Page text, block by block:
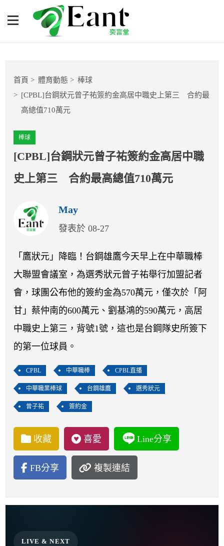
[CPBL]台鋼狀元曾子祐簽約
金高居中職史上第三 合約
籃球
棒球
球隊數據
開賽列表
運彩教學專區
首頁 體育動態
棒球
[CPBL]台鋼狀元曾子祐簽約金高居中職史上第三 合約最
高總值710萬元
棒球
[CPBL]台鋼狀元曾子祐簽約金高居中職
史上第三 合約最高總值710萬元
May
發表於 08-27
「鷹狀元」降臨！台鋼雄鷹今天早上在中華職棒
大聯盟會議室，為選秀狀元曾子祐舉行加盟記者
會，球團公布他的簽約金為570萬元，僅次於「阿
甘」蔡仲南的600萬元、劉基鴻的590萬元，高居
中職史上第三，背號1號，這也是台鋼隊史所簽下
的第一位球員。
CPBL 中華職棒 CPBL直播
中華職業棒球 台鋼雄鷹 選秀狀元
曾子祐 簽約金
收藏 喜愛 Line分享
FB分享 複製連結
LIVE & NEXT